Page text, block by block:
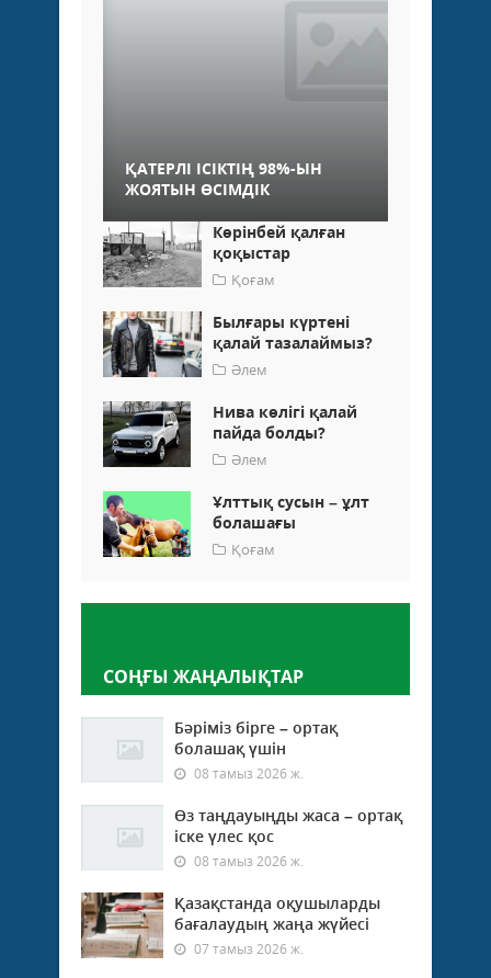
ҚАТЕРЛІ ІСІКТІҢ 98%-ЫН
ЖОЯТЫН ӨСІМДІК
Көрінбей қалған
қоқыстар
Қоғам
Былғары күртені
қалай тазалаймыз?
Әлем
Нива көлігі қалай
пайда болды?
Әлем
Ұлттық сусын – ұлт
болашағы
Қоғам
СОҢҒЫ ЖАҢАЛЫҚТАР
Бәріміз бірге – ортақ
болашақ үшін
08 тамыз 2026 ж.
Өз таңдауыңды жаса – ортақ
іске үлес қос
08 тамыз 2026 ж.
Қазақстанда оқушыларды
бағалаудың жаңа жүйесі
07 тамыз 2026 ж.